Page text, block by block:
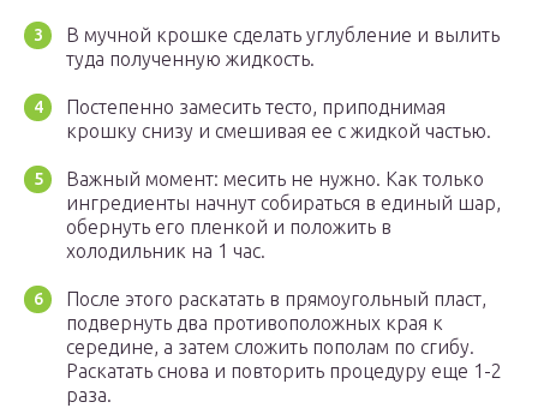
В мучной крошке сделать углубление и вылить
туда полученную жидкость.
Постепенно замесить тесто, приподнимая
крошку снизу и смешивая ее с жидкой частью.
Важный момент: месить не нужно. Как только
ингредиенты начнут собираться в единый шар,
обернуть его пленкой и положить в
холодильник на 1 час.
После этого раскатать в прямоугольный пласт,
подвернуть два противоположных края к
середине, а затем сложить пополам по сгибу.
Раскатать снова и повторить процедуру еще 1-2
раза.